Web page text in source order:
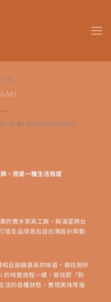
紹
日 BY MUCHADECO201
，而是一種生活態度
的實木家具工廠，與渴望將台
造全品項皆出自台灣設計與製
且餘韻甚長的味道。尋找相伴
味覺旅程一樣，尋找那「對
活的各種狀態，實現美味等級